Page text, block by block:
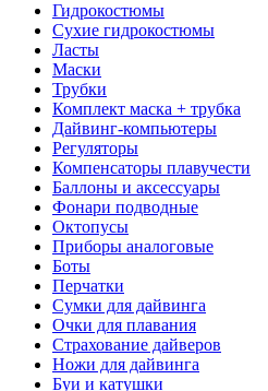
Гидрокостюмы
Сухие гидрокостюмы
Ласты
Маски
Трубки
Комплект маска + трубка
Дайвинг-компьютеры
Регуляторы
Компенсаторы плавучести
Баллоны и аксессуары
Фонари подводные
Октопусы
Приборы аналоговые
Боты
Перчатки
Сумки для дайвинга
Очки для плавания
Страхование дайверов
Ножи для дайвинга
Буи и катушки